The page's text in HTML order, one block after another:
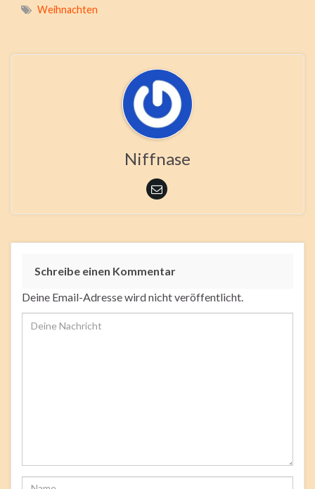
Weihnachten
Niffnase
Schreibe einen Kommentar
Deine Email-Adresse wird nicht veröffentlicht.